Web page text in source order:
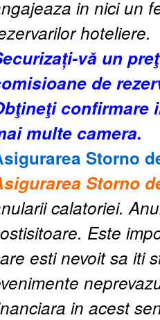
in nici un
hoteliere.
vă un
de
confirmare
multe camera.
Storno
Storno
calatoriei.
Este
esti nevoit sa iti
in acest